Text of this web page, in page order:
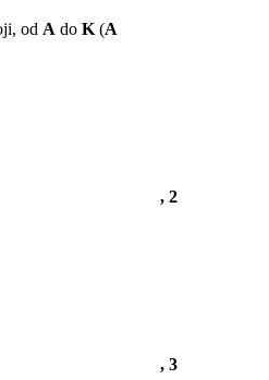
od A do K(A
, 2
, 3